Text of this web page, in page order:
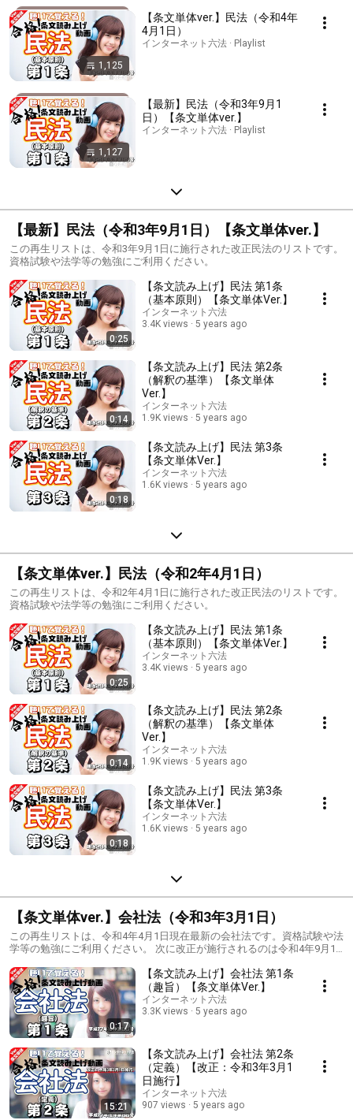
1,125
【条文単体ver.】民法（令和4年
4月1日）
インターネット六法 · Playlist
1,127
【最新】民法（令和3年9月1
日）【条文単体ver.】
インターネット六法 · Playlist
【最新】民法（令和3年9月1日）【条文単体ver.】
この再生リストは、令和3年9月1日に施行された改正民法のリストです。
資格試験や法学等の勉強にご利用ください。
0:25
【条文読み上げ】民法 第1条
（基本原則）【条文単体Ver.】
インターネット六法
3.4K views
5 years ago
0:14
【条文読み上げ】民法 第2条
（解釈の基準）【条文単体
Ver.】
インターネット六法
1.9K views
5 years ago
0:18
【条文読み上げ】民法 第3条
【条文単体Ver.】
インターネット六法
1.6K views
5 years ago
【条文単体ver.】民法（令和2年4月1日）
この再生リストは、令和2年4月1日に施行された改正民法のリストです。
資格試験や法学等の勉強にご利用ください。
0:25
【条文読み上げ】民法 第1条
（基本原則）【条文単体Ver.】
インターネット六法
3.4K views
5 years ago
0:14
【条文読み上げ】民法 第2条
（解釈の基準）【条文単体
Ver.】
インターネット六法
1.9K views
5 years ago
0:18
【条文読み上げ】民法 第3条
【条文単体Ver.】
インターネット六法
1.6K views
5 years ago
【条文単体ver.】会社法（令和3年3月1日）
この再生リストは、令和4年4月1日現在最新の会社法です。資格試験や法
学等の勉強にご利用ください。 次に改正が施行されるのは令和4年9月1
0:17
【条文読み上げ】会社法 第1条
（趣旨）【条文単体Ver.】
インターネット六法
3.3K views
5 years ago
15:21
【条文読み上げ】会社法 第2条
（定義）【改正：令和3年3月1
日施行】
インターネット六法
907 views
5 years ago